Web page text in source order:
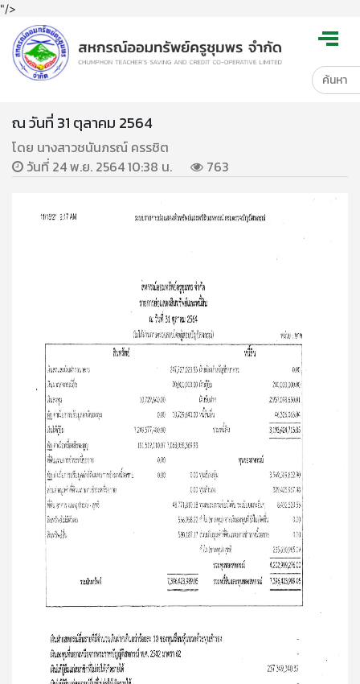
"/>
ณ วันที่ 31 ตุลาคม 2564
โดย นางสาวชนันภรณ์ ครรชิต
วันที่ 24 พ.ย. 2564 10:38 น.
763